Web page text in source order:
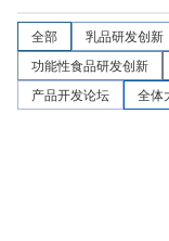
全部 乳品研发创新
功能性食品研发创新
产品开发论坛
全体